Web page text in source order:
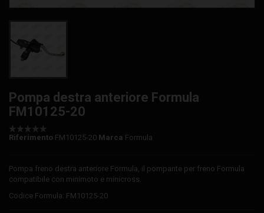
Pompa destra anteriore Formula
FM10125-20
Riferimento FM10125-20 Marca Formula
Pompa freno destra anteriore Formula, il pompante per freno Formula
compatibile con minimoto e minicross.
Codice Formula: FM10125-20